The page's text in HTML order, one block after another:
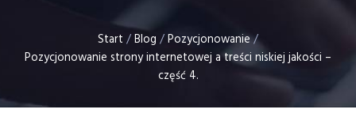
Start /Blog /Pozycjonowanie/
Pozycjonowanie strony internetowej a treści niskiej jakości –
część 4.